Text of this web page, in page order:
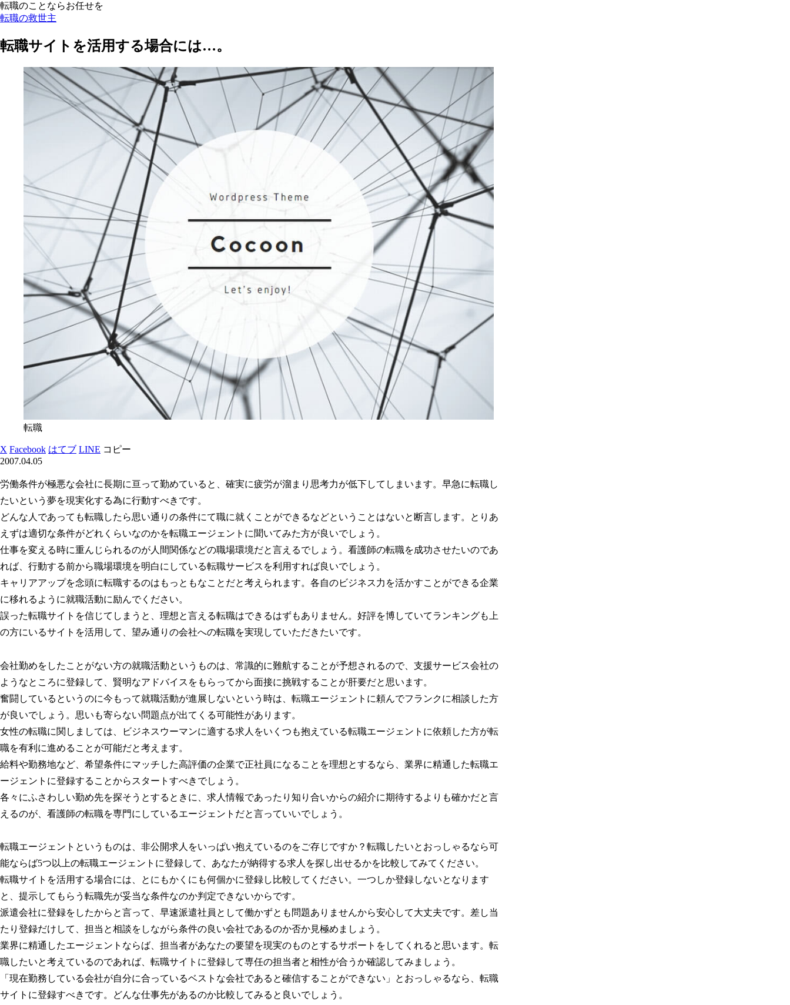
転職のことならお任せを
転職の救世主
転職サイトを活用する場合には…。
転職
X Facebook はてブ LINE コピー
2007.04.05
労働条件が極悪な会社に長期に亘って勤めていると、確実に疲労が溜まり思考力が低下してしまいます。早急に転職し
たいという夢を現実化する為に行動すべきです。
どんな人であっても転職したら思い通りの条件にて職に就くことができるなどということはないと断言します。とりあ
えずは適切な条件がどれくらいなのかを転職エージェントに聞いてみた方が良いでしょう。
仕事を変える時に重んじられるのが人間関係などの職場環境だと言えるでしょう。看護師の転職を成功させたいのであ
れば、行動する前から職場環境を明白にしている転職サービスを利用すれば良いでしょう。
キャリアアップを念頭に転職するのはもっともなことだと考えられます。各自のビジネス力を活かすことができる企業
に移れるように就職活動に励んでください。
誤った転職サイトを信じてしまうと、理想と言える転職はできるはずもありません。好評を博していてランキングも上
の方にいるサイトを活用して、望み通りの会社への転職を実現していただきたいです。
会社勤めをしたことがない方の就職活動というものは、常識的に難航することが予想されるので、支援サービス会社の
ようなところに登録して、賢明なアドバイスをもらってから面接に挑戦することが肝要だと思います。
奮闘しているというのに今もって就職活動が進展しないという時は、転職エージェントに頼んでフランクに相談した方
が良いでしょう。思いも寄らない問題点が出てくる可能性があります。
女性の転職に関しましては、ビジネスウーマンに適する求人をいくつも抱えている転職エージェントに依頼した方が転
職を有利に進めることが可能だと考えます。
給料や勤務地など、希望条件にマッチした高評価の企業で正社員になることを理想とするなら、業界に精通した転職エ
ージェントに登録することからスタートすべきでしょう。
各々にふさわしい勤め先を探そうとするときに、求人情報であったり知り合いからの紹介に期待するよりも確かだと言
えるのが、看護師の転職を専門にしているエージェントだと言っていいでしょう。
転職エージェントというものは、非公開求人をいっぱい抱えているのをご存じですか？転職したいとおっしゃるなら可
能ならば5つ以上の転職エージェントに登録して、あなたが納得する求人を探し出せるかを比較してみてください。
転職サイトを活用する場合には、とにもかくにも何個かに登録し比較してください。一つしか登録しないとなります
と、提示してもらう転職先が妥当な条件なのか判定できないからです。
派遣会社に登録をしたからと言って、早速派遣社員として働かずとも問題ありませんから安心して大丈夫です。差し当
たり登録だけして、担当と相談をしながら条件の良い会社であるのか否か見極めましょう。
業界に精通したエージェントならば、担当者があなたの要望を現実のものとするサポートをしてくれると思います。転
職したいと考えているのであれば、転職サイトに登録して専任の担当者と相性が合うか確認してみましょう。
「現在勤務している会社が自分に合っているベストな会社であると確信することができない」とおっしゃるなら、転職
サイトに登録すべきです。どんな仕事先があるのか比較してみると良いでしょう。